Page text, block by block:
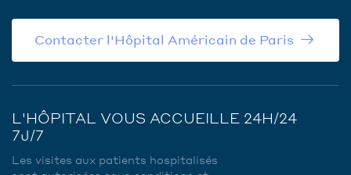
Contacter l'Hôpital Américain de Paris
L'HÔPITAL VOUS ACCUEILLE 24H/24
7J/7
Les visites aux patients hospitalisés